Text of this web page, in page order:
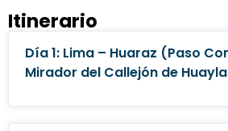
Itinerario
Día 1: Lima – Huaraz (Paso
Mirador del Callejón de